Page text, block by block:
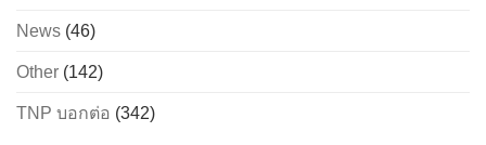
News (46)
Other (142)
TNP บอกต่อ (342)